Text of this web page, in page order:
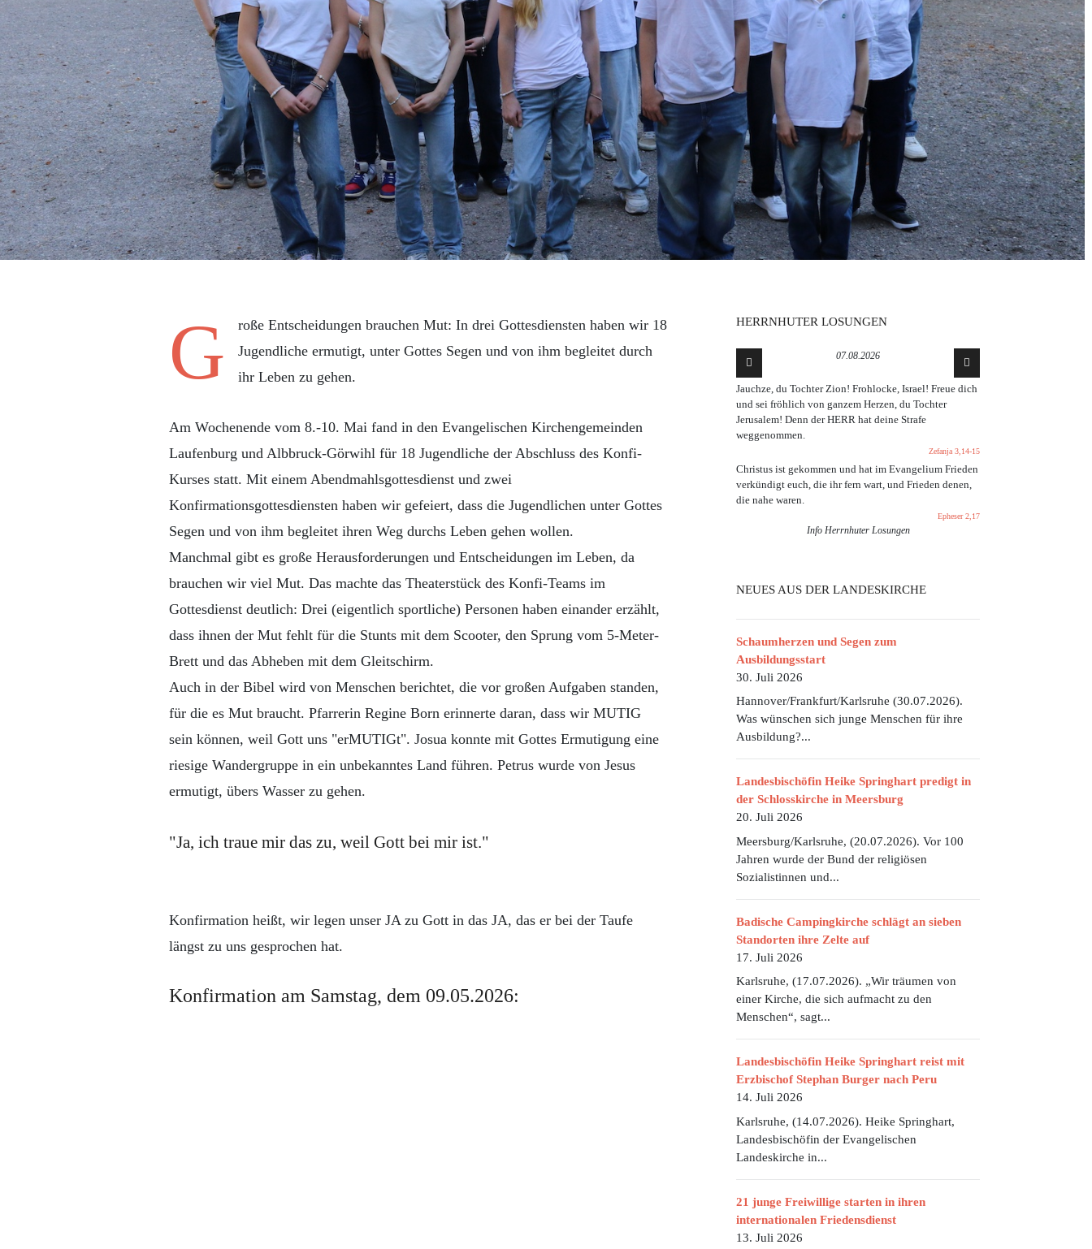
G
roße Entscheidungen brauchen Mut: In drei Gottesdiensten haben wir 18
Jugendliche ermutigt, unter Gottes Segen und von ihm begleitet durch
ihr Leben zu gehen.
Am Wochenende vom 8.-10. Mai fand in den Evangelischen Kirchengemeinden
Laufenburg und Albbruck-Görwihl für 18 Jugendliche der Abschluss des Konfi-
Kurses statt. Mit einem Abendmahlsgottesdienst und zwei
Konfirmationsgottesdiensten haben wir gefeiert, dass die Jugendlichen unter Gottes
Segen und von ihm begleitet ihren Weg durchs Leben gehen wollen.
Manchmal gibt es große Herausforderungen und Entscheidungen im Leben, da
brauchen wir viel Mut. Das machte das Theaterstück des Konfi-Teams im
Gottesdienst deutlich: Drei (eigentlich sportliche) Personen haben einander erzählt,
dass ihnen der Mut fehlt für die Stunts mit dem Scooter, den Sprung vom 5-Meter-
Brett und das Abheben mit dem Gleitschirm.
Auch in der Bibel wird von Menschen berichtet, die vor großen Aufgaben standen,
für die es Mut braucht. Pfarrerin Regine Born erinnerte daran, dass wir MUTIG
sein können, weil Gott uns "erMUTIGt". Josua konnte mit Gottes Ermutigung eine
riesige Wandergruppe in ein unbekanntes Land führen. Petrus wurde von Jesus
ermutigt, übers Wasser zu gehen.
"Ja, ich traue mir das zu, weil Gott bei mir ist."
Konfirmation heißt, wir legen unser JA zu Gott in das JA, das er bei der Taufe
längst zu uns gesprochen hat.
Konfirmation am Samstag, dem 09.05.2026:
HERRNHUTER LOSUNGEN
07.08.2026
Jauchze, du Tochter Zion! Frohlocke, Israel! Freue dich
und sei fröhlich von ganzem Herzen, du Tochter
Jerusalem! Denn der HERR hat deine Strafe
weggenommen.
Zefanja 3,14-15
Christus ist gekommen und hat im Evangelium Frieden
verkündigt euch, die ihr fern wart, und Frieden denen,
die nahe waren.
Epheser 2,17
Info Herrnhuter Losungen
NEUES AUS DER LANDESKIRCHE
Schaumherzen und Segen zum
Ausbildungsstart
30. Juli 2026
Hannover/Frankfurt/Karlsruhe (30.07.2026).
Was wünschen sich junge Menschen für ihre
Ausbildung?...
Landesbischöfin Heike Springhart predigt in
der Schlosskirche in Meersburg
20. Juli 2026
Meersburg/Karlsruhe, (20.07.2026). Vor 100
Jahren wurde der Bund der religiösen
Sozialistinnen und...
Badische Campingkirche schlägt an sieben
Standorten ihre Zelte auf
17. Juli 2026
Karlsruhe, (17.07.2026). „Wir träumen von
einer Kirche, die sich aufmacht zu den
Menschen“, sagt...
Landesbischöfin Heike Springhart reist mit
Erzbischof Stephan Burger nach Peru
14. Juli 2026
Karlsruhe, (14.07.2026). Heike Springhart,
Landesbischöfin der Evangelischen
Landeskirche in...
21 junge Freiwillige starten in ihren
internationalen Friedensdienst
13. Juli 2026